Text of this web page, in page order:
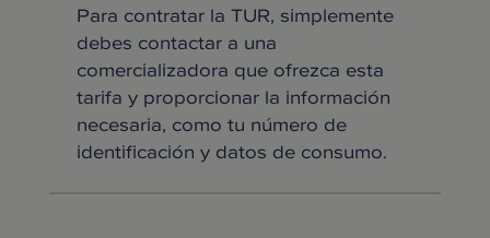
Para contratar la TUR, simplemente
debes contactar a una
comercializadora que ofrezca esta
tarifa y proporcionar la información
necesaria, como tu número de
identificación y datos de consumo.